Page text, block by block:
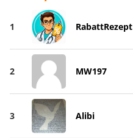
1 RabattRezept
2 MW197
3 Alibi